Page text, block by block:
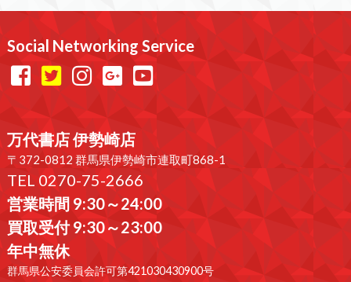
Social Networking Service
万代書店 伊勢崎店
〒372-0812 群馬県伊勢崎市連取町868-1
TEL 0270-75-2666
営業時間 9:30～24:00
買取受付 9:30～23:00
年中無休
群馬県公安委員会許可第421030430900号